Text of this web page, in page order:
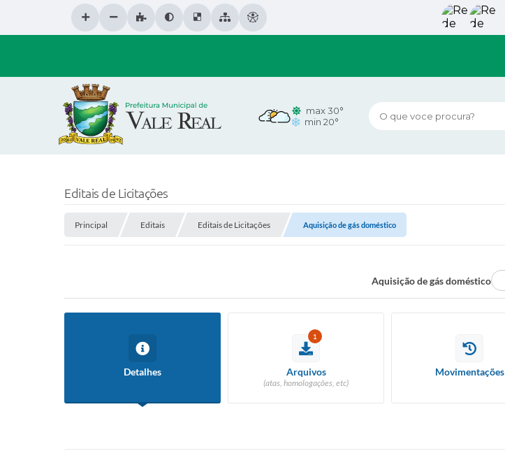
O que voce procura?
max 30°
min 20°
Editais de Licitações
Principal Editais Editais de Licitações Aquisição de gás doméstico
Aquisição de gás doméstico
Detalhes
1
Arquivos
(atas, homologações, etc)
Movimentações